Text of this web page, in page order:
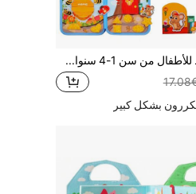
لوحة نشاط للأطفال من سن 1-4 سنوات، كتاب نشاط للأطفال من سن 1-3 سنوات، لوحة حسية مونتيسوري، نشاط لتنمية المهارات الحركية الدقيقة للأطفال قبل المدرسة، مثالي للسفر بالطائرة/السيارة
بشكل كبير